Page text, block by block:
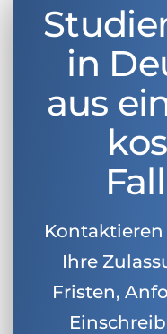
in
aus
Kontaktieren
Ihre
Fristen,